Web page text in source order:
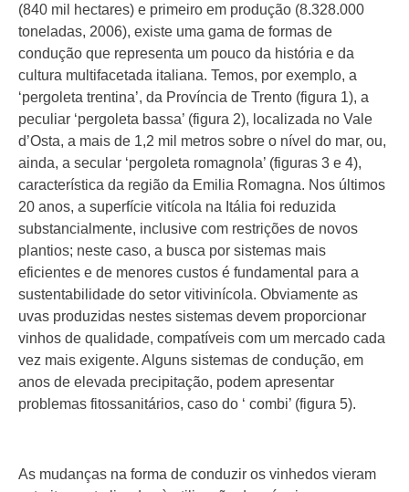
(840 mil hectares) e primeiro em produção (8.328.000
toneladas, 2006), existe uma gama de formas de
condução que representa um pouco da história e da
cultura multifacetada italiana. Temos, por exemplo, a
‘pergoleta trentina’, da Província de Trento (figura 1), a
peculiar ‘pergoleta bassa’ (figura 2), localizada no Vale
d’Osta, a mais de 1,2 mil metros sobre o nível do mar, ou,
ainda, a secular ‘pergoleta romagnola’ (figuras 3 e 4),
característica da região da Emilia Romagna. Nos últimos
20 anos, a superfície vitícola na Itália foi reduzida
substancialmente, inclusive com restrições de novos
plantios; neste caso, a busca por sistemas mais
eficientes e de menores custos é fundamental para a
sustentabilidade do setor vitivinícola. Obviamente as
uvas produzidas nestes sistemas devem proporcionar
vinhos de qualidade, compatíveis com um mercado cada
vez mais exigente. Alguns sistemas de condução, em
anos de elevada precipitação, podem apresentar
problemas fitossanitários, caso do ‘ combi’ (figura 5).
As mudanças na forma de conduzir os vinhedos vieram